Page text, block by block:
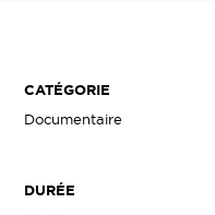
CATÉGORIE
Documentaire
DURÉE